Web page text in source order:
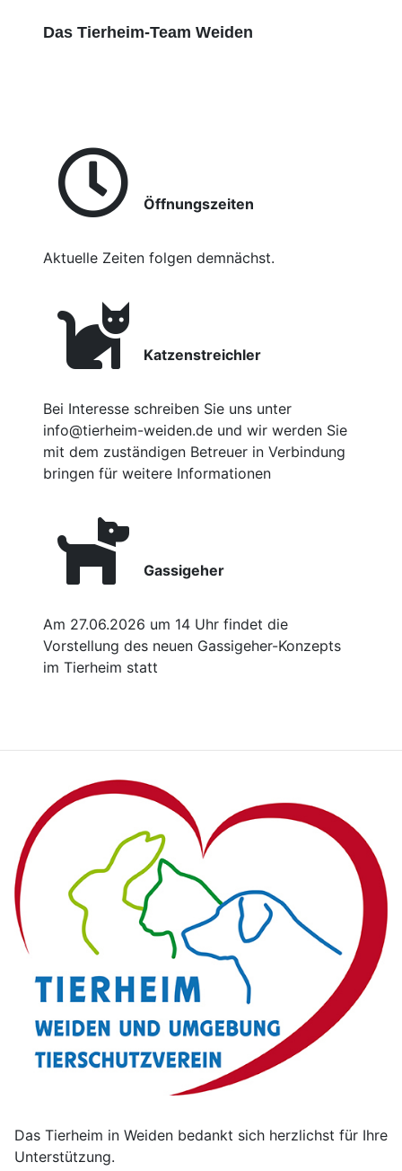
Das Tierheim-Team Weiden
Öffnungszeiten
Aktuelle Zeiten folgen demnächst.
Katzenstreichler
Bei Interesse schreiben Sie uns unter
info@tierheim-weiden.de und wir werden Sie
mit dem zuständigen Betreuer in Verbindung
bringen für weitere Informationen
Gassigeher
Am 27.06.2026 um 14 Uhr findet die
Vorstellung des neuen Gassigeher-Konzepts
im Tierheim statt
Das Tierheim in Weiden bedankt sich herzlichst für Ihre
Unterstützung.